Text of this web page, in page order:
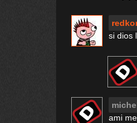
si dios
ami